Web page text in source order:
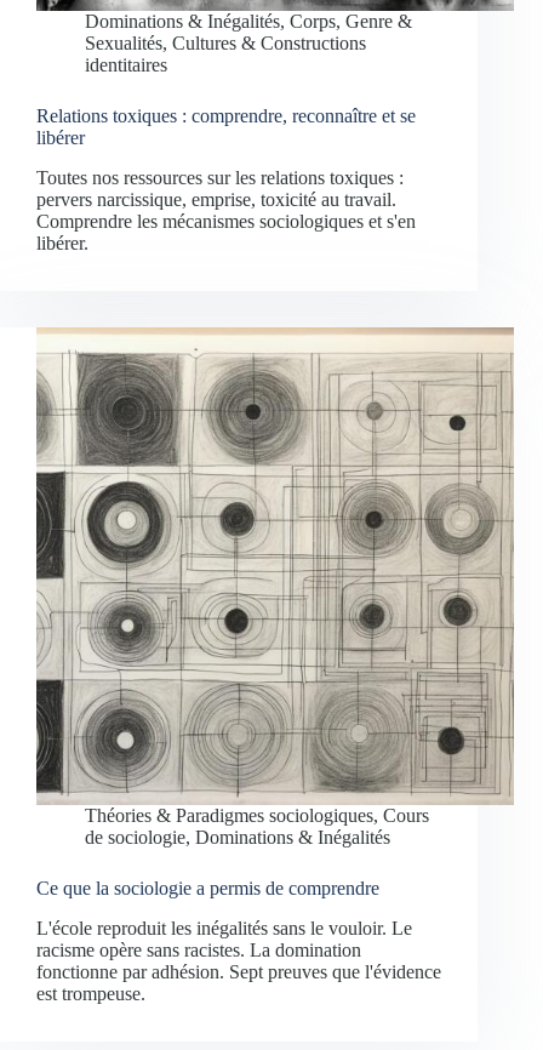
Dominations & Inégalités, Corps, Genre &
Sexualités, Cultures & Constructions
identitaires
Relations toxiques : comprendre, reconnaître et se
libérer
Toutes nos ressources sur les relations toxiques :
pervers narcissique, emprise, toxicité au travail.
Comprendre les mécanismes sociologiques et s'en
libérer.
Théories & Paradigmes sociologiques, Cours
de sociologie, Dominations & Inégalités
Ce que la sociologie a permis de comprendre
L'école reproduit les inégalités sans le vouloir. Le
racisme opère sans racistes. La domination
fonctionne par adhésion. Sept preuves que l'évidence
est trompeuse.